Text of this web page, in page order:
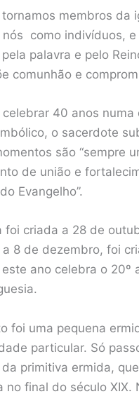
tornamos membros
como indivíduos,
palavra e pelo
comunhão e
40 anos
o sacerdote
são “sempre
de união e
Evangelho”.
foi criada a 28 de
8 de dezembro, foi
ano celebra o
foi uma pequena
particular. Só
primitiva ermida,
no final do século